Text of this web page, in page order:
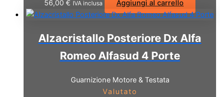
56,00 € IVA inclusa Aggiungi al carrello
Alzacristallo Posteriore Dx Alfa
Romeo Alfasud 4 Porte
Guarnizione Motore & Testata
Valutato